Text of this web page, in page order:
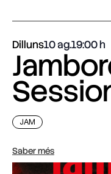
Dilluns10 ag.19:00
JAM
Saber més